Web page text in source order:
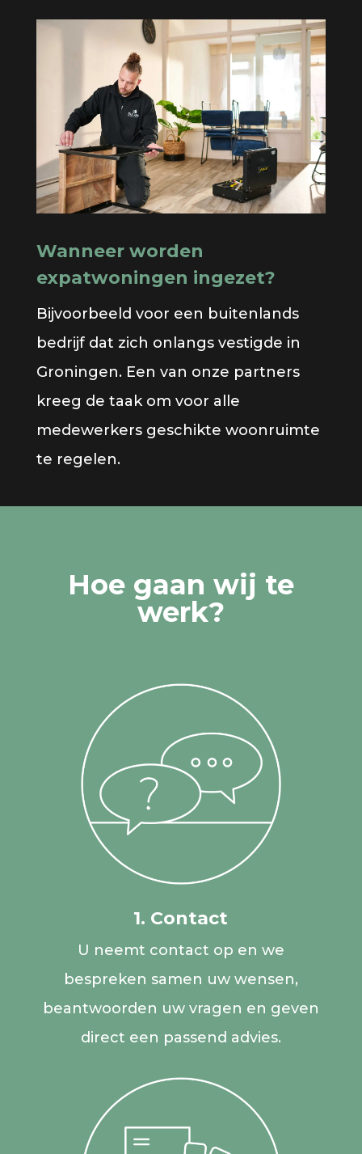
Wanneer worden
expatwoningen ingezet?
Bijvoorbeeld voor een buitenlands
bedrijf dat zich onlangs vestigde in
Groningen. Een van onze partners
kreeg de taak om voor alle
medewerkers geschikte woonruimte
te regelen.
Hoe gaan wij te
werk?
1. Contact
U neemt contact op en we
bespreken samen uw wensen,
beantwoorden uw vragen en geven
direct een passend advies.